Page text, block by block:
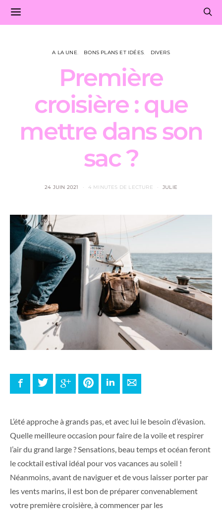
A LA UNE BONS PLANS ET IDÉES DIVERS
Première
croisière : que
mettre dans son
sac ?
24 JUIN 2021 4 MINUTES DE LECTURE JULIE
FacebookTwitter Google+ PinterestLinkedInE-mail
L’été approche à grands pas, et avec lui le besoin d’évasion.
Quelle meilleure occasion pour faire de la voile et respirer
l’air du grand large ? Sensations, beau temps et océan feront
le cocktail estival idéal pour vos vacances au soleil !
Néanmoins, avant de naviguer et de vous laisser porter par
les vents marins, il est bon de préparer convenablement
votre première croisière, à commencer par les